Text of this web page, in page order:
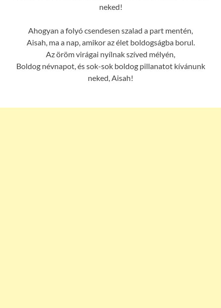
neked!
Ahogyan a folyó csendesen szalad a part mentén,
Aisah, ma a nap, amikor az élet boldogságba borul.
Az öröm virágai nyílnak szíved mélyén,
Boldog névnapot, és sok-sok boldog pillanatot kívánunk
neked, Aisah!